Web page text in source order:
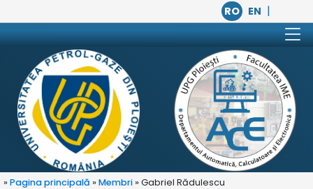
RO EN |
» Pagina principală » Membri » Gabriel Rădulescu